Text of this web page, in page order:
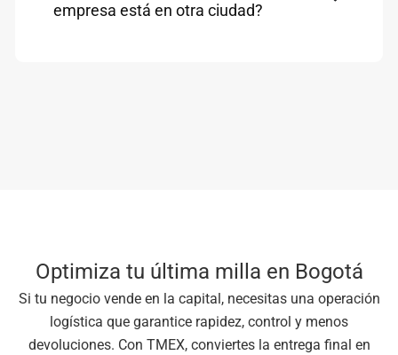
empresa está en otra ciudad?
Optimiza tu última milla en Bogotá
Si tu negocio vende en la capital, necesitas una operación
logística que garantice rapidez, control y menos
devoluciones. Con TMEX, conviertes la entrega final en